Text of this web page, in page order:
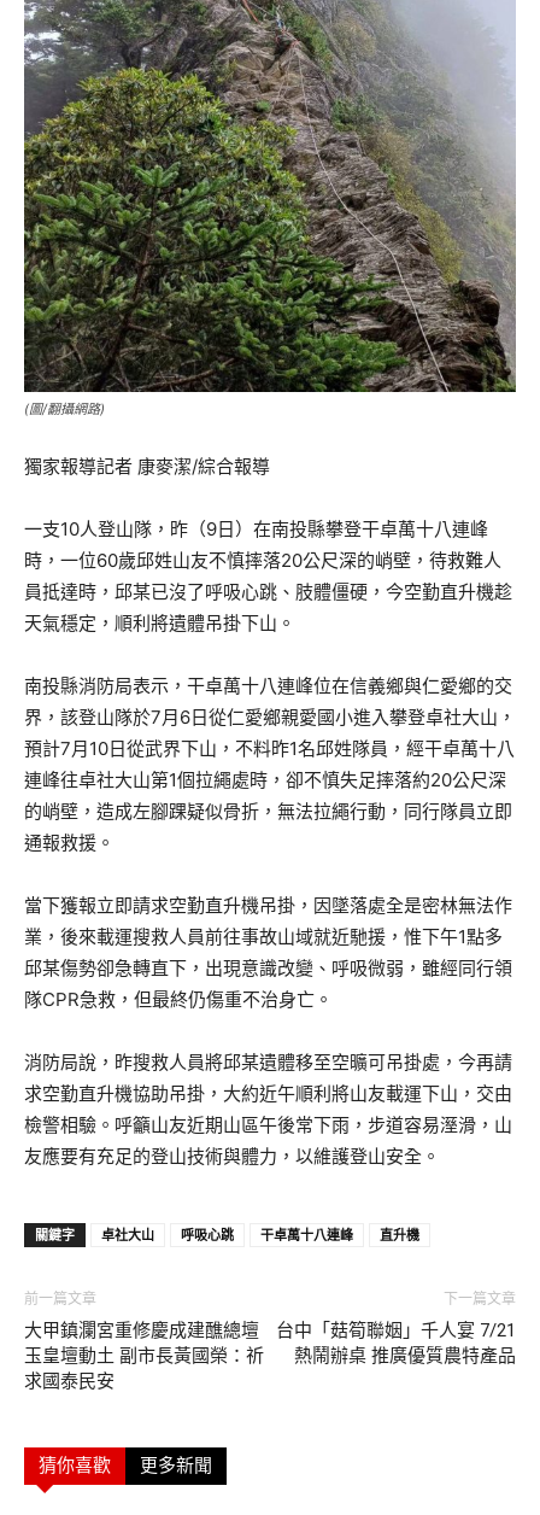
(圖/翻攝網路)
獨家報導記者 康麥潔/綜合報導
一支10人登山隊，昨（9日）在南投縣攀登干卓萬十八連峰
時，一位60歲邱姓山友不慎摔落20公尺深的峭壁，待救難人
員抵達時，邱某已沒了呼吸心跳、肢體僵硬，今空勤直升機趁
天氣穩定，順利將遺體吊掛下山。
南投縣消防局表示，干卓萬十八連峰位在信義鄉與仁愛鄉的交
界，該登山隊於7月6日從仁愛鄉親愛國小進入攀登卓社大山，
預計7月10日從武界下山，不料昨1名邱姓隊員，經干卓萬十八
連峰往卓社大山第1個拉繩處時，卻不慎失足摔落約20公尺深
的峭壁，造成左腳踝疑似骨折，無法拉繩行動，同行隊員立即
通報救援。
當下獲報立即請求空勤直升機吊掛，因墜落處全是密林無法作
業，後來載運搜救人員前往事故山域就近馳援，惟下午1點多
邱某傷勢卻急轉直下，出現意識改變、呼吸微弱，雖經同行領
隊CPR急救，但最終仍傷重不治身亡。
消防局說，昨搜救人員將邱某遺體移至空曠可吊掛處，今再請
求空勤直升機協助吊掛，大約近午順利將山友載運下山，交由
檢警相驗。呼籲山友近期山區午後常下雨，步道容易溼滑，山
友應要有充足的登山技術與體力，以維護登山安全。
關鍵字 卓社大山 呼吸心跳 干卓萬十八連峰 直升機
前一篇文章
大甲鎮瀾宮重修慶成建醮總壇
玉皇壇動土 副市長黃國榮：祈
求國泰民安
下一篇文章
台中「菇筍聯姻」千人宴 7/21
熱鬧辦桌 推廣優質農特產品
猜你喜歡 更多新聞